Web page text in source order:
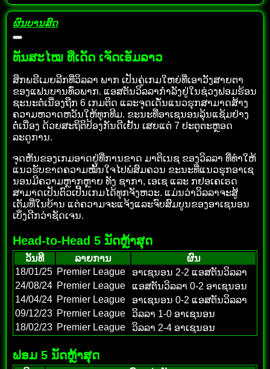
ຜົນບານສົດ
ທັນສະໄໝ ທີ່ເດັດ ເຈັດເອັມລາວ
ສຶກພຣີເມຍລີກທີ່ວິລລາ ພາກ ເປັນຄູ່ເກມໃຫຍ່ທີ່ເອາວັງສາຍຕາ
ຂອງແຟນບານທົ່ວພາກ. ແອສຕັນວິລລາກຳລັງຢູ່ໃນຊ່ວງຟອມຮ້ອນ
ຊະນະຕໍ່ເນື່ອງຖືກ 6 ເກມຕິດ ແລະຈຸດເດັ່ນແນວຮຸກສາມາດສ້າງ
ຄວາມຫວາດຫວັນໃຫ້ທຸກທີມ. ຂະນະທີ່ອາເຊນອນລຸ້ນແຊ້ມຢ່າງ
ຕໍ່ເນື່ອງ ດ້ວຍສະຖິຕິປ້ອງກັນດີເຢັ້ນ ເສຍແຕ່ 7 ປະຕູຕະຫຼອດ
ລະດູການ.
ຈຸດຫັນຂອງເກມອາດຢູ່ທີ່ການຂາດ ມາຕິເນຊ ຂອງວິລລາ ທີ່ທຳໃຫ້
ແນວຮັບຂາດຄວາມໝັ້ນໃຈໄປພໍສົມຄວນ ຂະນະທີ່ແນວຮຸກອາເຊ
ນອນມີຄວາມຫຼາກຫຼາຍ ທັງ ຊາກາ, ເອເຊ ແລະ ກຢອເຄເຣດ
ສາມາດເປັນຕົວເປີ້ນເກມໄດ້ທຸກຈັງຫວະ. ແມ່ນວ່າວິລລາຈະສູ້
ເຕັມທີ່ໃນບ້ານ ແຕ່ຄວາມຈະແຈ້ງແລະຈົບສົມບູນຂອງອາເຊນອນ
ເບິ່ງດີກວ່າຊັດເຈນ.
Head-to-Head 5 ນັດຫຼ້າສຸດ
ວັນທີ ລາຍການ
ຜົນ
18/01/25 Premier League
ອາເຊນອນ 2-2 ແອສຕັນວິລລາ
24/08/24 Premier League
ແອສຕັນວິລລາ 0-2 ອາເຊນອນ
14/04/24 Premier League
ອາເຊນອນ 0-2 ແອສຕັນວິລລາ
09/12/23 Premier League
ວິລລາ 1-0 ອາເຊນອນ
18/02/23 Premier League ວິລລາ 2-4 ອາເຊນອນ
ຟອມ 5 ນັດຫຼ້າສຸດ